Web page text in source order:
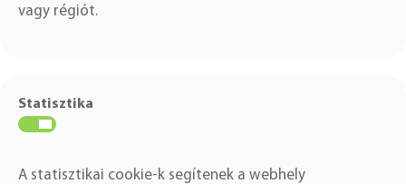
vagy régiót.
Statisztika
A statisztikai cookie-k segítenek a webhely